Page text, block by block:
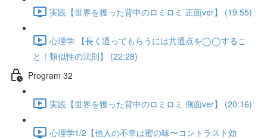
実践【世界を獲った背中のロミロミ 正面ver】 (19:55)
心理学 【長く通ってもらうには共通点を◯◯するこ
と！類似性の法則】 (22:28)
Program 32
実践【世界を獲った背中のロミロミ 側面ver】 (20:16)
心理学1/2【他人の不幸は蜜の味〜コントラスト効